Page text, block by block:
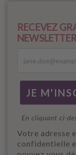
RECEVEZ
En cliquant ci-
Votre adresse
confidentielle